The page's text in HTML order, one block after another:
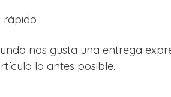
rápido
nos gusta una entrega
lo antes posible.